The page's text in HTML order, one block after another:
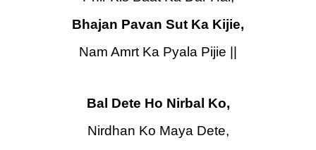
Bhajan Pavan Sut Ka Kijie,
Nam Amrt Ka Pyala Pijie ||
Bal Dete Ho Nirbal Ko,
Nirdhan Ko Maya Dete,